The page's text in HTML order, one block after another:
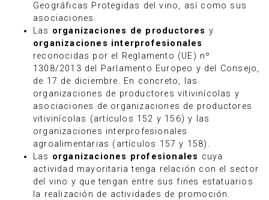
Geográficas Protegidas del vino, así como sus
asociaciones.
Las organizaciones de productores y
organizaciones interprofesionales
reconocidas por el Reglamento (UE) nº
1308/2013 del Parlamento Europeo y del Consejo,
de 17 de diciembre. En concreto, las
organizaciones de productores vitivinícolas y
asociaciones de organizaciones de productores
vitivinícolas (artículos 152 y 156) y las
organizaciones interprofesionales
agroalimentarias (artículos 157 y 158).
Las organizaciones profesionales cuya
actividad mayoritaria tenga relación con el sector
del vino y que tengan entre sus fines estatuarios
la realización de actividades de promoción.